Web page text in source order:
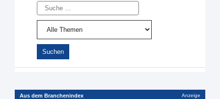
Suche
Aus dem Branchenindex Anzeige